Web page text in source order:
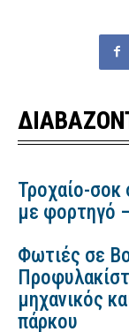
Τροχαίο-σοκ
με φορτηγό
Φωτιές σε
μηχανικός
πάρκου